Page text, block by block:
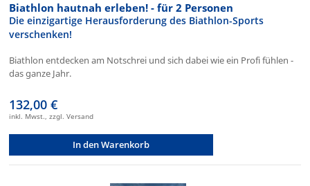
Biathlon hautnah erleben! - für 2 Personen
Die einzigartige Herausforderung des Biathlon-Sports
verschenken!
Biathlon entdecken am Notschrei und sich dabei wie ein Profi fühlen -
das ganze Jahr.
132,00 €
inkl. Mwst., zzgl. Versand
In den Warenkorb